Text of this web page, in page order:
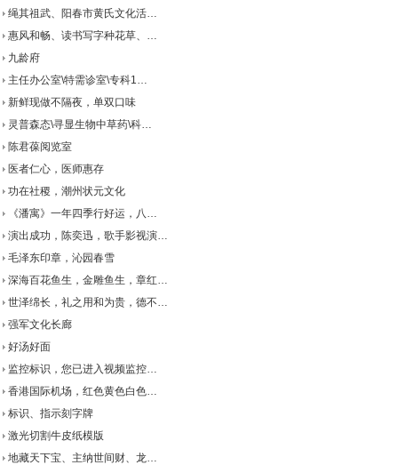
绳其祖武、阳春市黄氏文化活…
惠风和畅、读书写字种花草、…
九龄府
主任办公室\特需诊室\专科1…
新鲜现做不隔夜，单双口味
灵普森态\寻显生物中草药\科…
陈君葆阅览室
医者仁心，医师惠存
功在社稷，潮州状元文化
《潘寓》一年四季行好运，八…
演出成功，陈奕迅，歌手影视演…
毛泽东印章，沁园春雪
深海百花鱼生，金雕鱼生，章红…
世泽绵长，礼之用和为贵，德不…
强军文化长廊
好汤好面
监控标识，您已进入视频监控…
香港国际机场，红色黄色白色…
标识、指示刻字牌
激光切割牛皮纸模版
地藏天下宝、主纳世间财、龙…